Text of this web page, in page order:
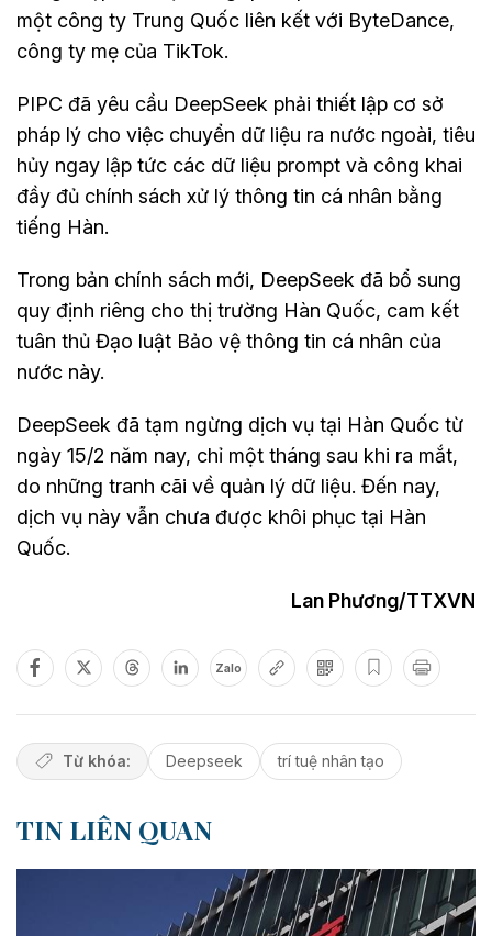
một công ty Trung Quốc liên kết với ByteDance,
công ty mẹ của TikTok.
PIPC đã yêu cầu DeepSeek phải thiết lập cơ sở
pháp lý cho việc chuyển dữ liệu ra nước ngoài, tiêu
hủy ngay lập tức các dữ liệu prompt và công khai
đầy đủ chính sách xử lý thông tin cá nhân bằng
tiếng Hàn.
Trong bản chính sách mới, DeepSeek đã bổ sung
quy định riêng cho thị trường Hàn Quốc, cam kết
tuân thủ Đạo luật Bảo vệ thông tin cá nhân của
nước này.
DeepSeek đã tạm ngừng dịch vụ tại Hàn Quốc từ
ngày 15/2 năm nay, chỉ một tháng sau khi ra mắt,
do những tranh cãi về quản lý dữ liệu. Đến nay,
dịch vụ này vẫn chưa được khôi phục tại Hàn
Quốc.
Lan Phương/TTXVN
Zalo
Từ khóa: Deepseek trí tuệ nhân tạo
TIN LIÊN QUAN